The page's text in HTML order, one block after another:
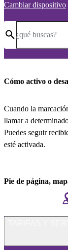
Cambiar dispositivo
¿qué buscas?
Cómo activo o
Cuando la
llamar a
Puedes seguir
esté activada.
Pie de página,